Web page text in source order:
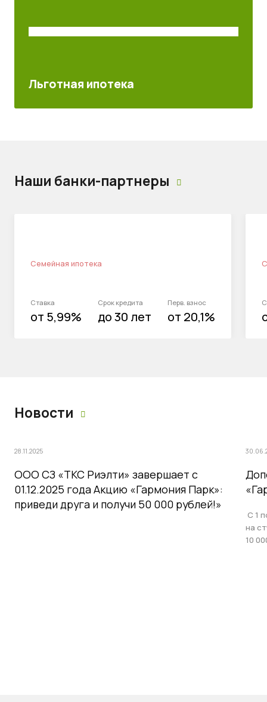
Льготная ипотека
Наши банки-партнеры
Семейная ипотека
Ставка
от 5,99%
Срок кредита
до 30 лет
Перв. взнос
от 20,1%
Новости
28.11.2025
ООО СЗ «ТКС Риэлти» завершает с
01.12.2025 года Акцию «Гармония Парк»:
приведи друга и получи 50 000 рублей!»
С 1
на
10